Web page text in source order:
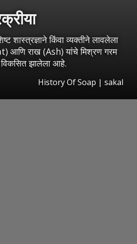
शास्त्रज्ञाने किंवा व्यक्तीने लावलेला
आणि राख (Ash) यांचे मिश्रण गरम
विकसित झालेला आहे.
History Of Soap | sakal